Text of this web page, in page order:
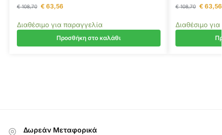
€108,70 €63,56
Διαθέσιμο για παραγγελία
Προσθήκη στο καλάθι
€108,70 €63,56
Διαθέσιμο
Δωρεάν Μεταφορικά